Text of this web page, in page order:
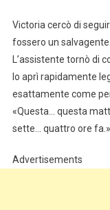
Victoria cercò di
fossero un
L’assistente tornò di
lo aprì rapidamente
esattamente come
«Questa… questa
sette… quattro ore fa.»
Advertisements